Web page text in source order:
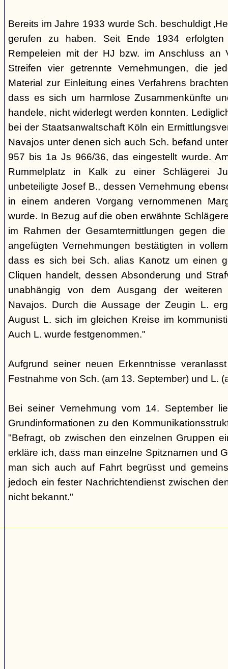
Bereits im Jahre 1933 wurde Sch. beschuldigt
gerufen zu haben. Seit Ende 1934
Rempeleien mit der HJ bzw. im Anschluss an
Streifen vier getrennte Vernehmungen, die
Material zur Einleitung eines Verfahrens
dass es sich um harmlose Zusammenkünfte
handele, nicht widerlegt werden konnten.
bei der Staatsanwaltschaft Köln ein
Navajos unter denen sich auch Sch. befand
957 bis 1a Js 966/36, das eingestellt wurde.
Rummelplatz in Kalk zu einer Schlägerei
unbeteiligte Josef B., dessen Vernehmung
in einem anderen Vorgang vernommenen
wurde. In Bezug auf die oben erwähnte
im Rahmen der Gesamtermittlungen gegen
angefügten Vernehmungen bestätigten in
dass es sich bei Sch. alias Kanotz um einen
Cliquen handelt, dessen Absonderung und
unabhängig von dem Ausgang der weiteren
Navajos. Durch die Aussage der Zeugin L.
August L. sich im gleichen Kreise im
Auch L. wurde festgenommen."
Aufgrund seiner neuen Erkenntnisse
Festnahme von Sch. (am 13. September) und L.
Bei seiner Vernehmung vom 14. September
Grundinformationen zu den
"Befragt, ob zwischen den einzelnen Gruppen
erkläre ich, dass man einzelne Spitznamen und
man sich auch auf Fahrt begrüsst und
jedoch ein fester Nachrichtendienst zwischen
nicht bekannt."